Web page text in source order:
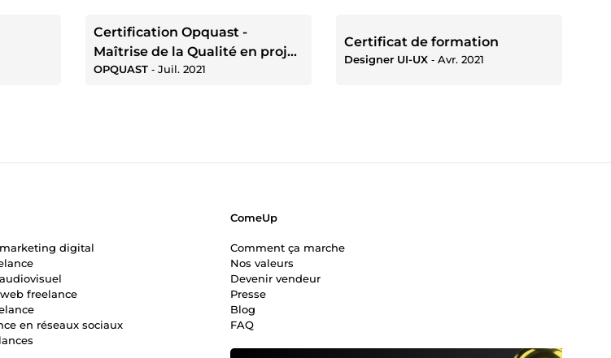
Certification Opquast -
Maîtrise de la Qualité en projet
Web
OPQUAST ‐ Juil. 2021
Certificat de formation
Designer UI-UX ‐ Avr. 2021
digital
freelance
en réseaux sociaux
ComeUp
Comment ça marche
Nos valeurs
Devenir vendeur
Presse
Blog
FAQ